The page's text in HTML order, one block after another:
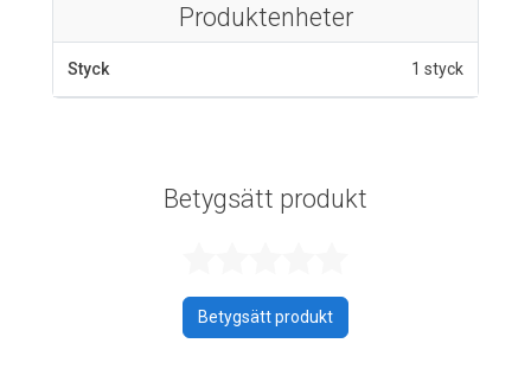
Produktenheter
Styck 1 styck
Betygsätt produkt
Betygsätt produkt